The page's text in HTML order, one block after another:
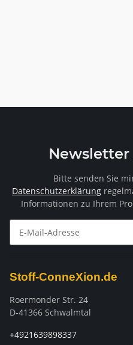
Bitte senden Sie
Datenschutzerklärung
Informationen zu Ihrem
Stoff-ConneXion.de
Roermonder Str. 24
D-41366 Schwalmtal
+4921639898337